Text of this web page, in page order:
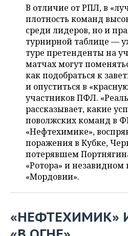
КОМУ ПРИНАДЛЕЖАТ
ТОРГОВЫЕ ЦЕНТРЫ
ТАТАРСТАНА
БЮДЖЕТ
ИНВЕСТИЦИИ
АГРОПРОМ
МАШИНОСТРОЕНИЕ
НЕФТЕХИМИЯ
НЕФТЬ
ОПК
ЭНЕРГЕТИКА
НОВОСТИ АВТО
БИЗНЕС
НОВОСТИ БИЗНЕСА
РОЗНИЧНАЯ ТОРГОВЛЯ
ТРАНСПОРТ
УСЛУГИ
ТЕХНОЛОГИИ
НОВОСТИ ТЕХНОЛОГИЙ
МЕДИА
ТЕЛЕКОММУНИКАЦИИ
МЕРОПРИЯТИЯ
НОВОСТИ МЕРОПРИЯТИЙ
ВЫЕЗДНАЯ РЕДАКЦИЯ
БИЗНЕС-БРАНЧИ
ONLINE-КОНФЕРЕНЦИИ
СПОРТ
НОВОСТИ СПОРТА
ФУТБОЛ
ХОККЕЙ
ВОЛЕЙБОЛ
КИБЕРСПОРТ
ОБЩЕСТВО
НОВОСТИ ОБЩЕСТВА
ВЛАСТЬ
ИСТОРИЯ
КУЛЬТУРА
ФОТОГАЛЕРЕЯ
СЮЖЕТЫ
СПИСОК ПЕРСОН
СПИСОК КОМПАНИЙ
ПОЛНАЯ ВЕРСИЯ
В отличие от РПЛ, в
плотность команд
среди лидеров, но и
турнирной таблице —
туре претенденты на
матчах могут
как подобраться к
и опуститься в
участников ПФЛ.
рассказывает, какие
поволжских команд в
«Нефтехимике»,
поражения в Кубке,
потерявшем
«Ротора» и
«Мордовии».
«НЕФТЕХИМИК»